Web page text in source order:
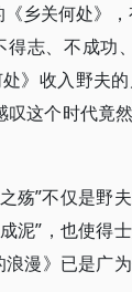
乡关何处》
志、不成功
》收入野夫
这个时代竟
殇”不仅是野
泥”，也使得
漫》已是广